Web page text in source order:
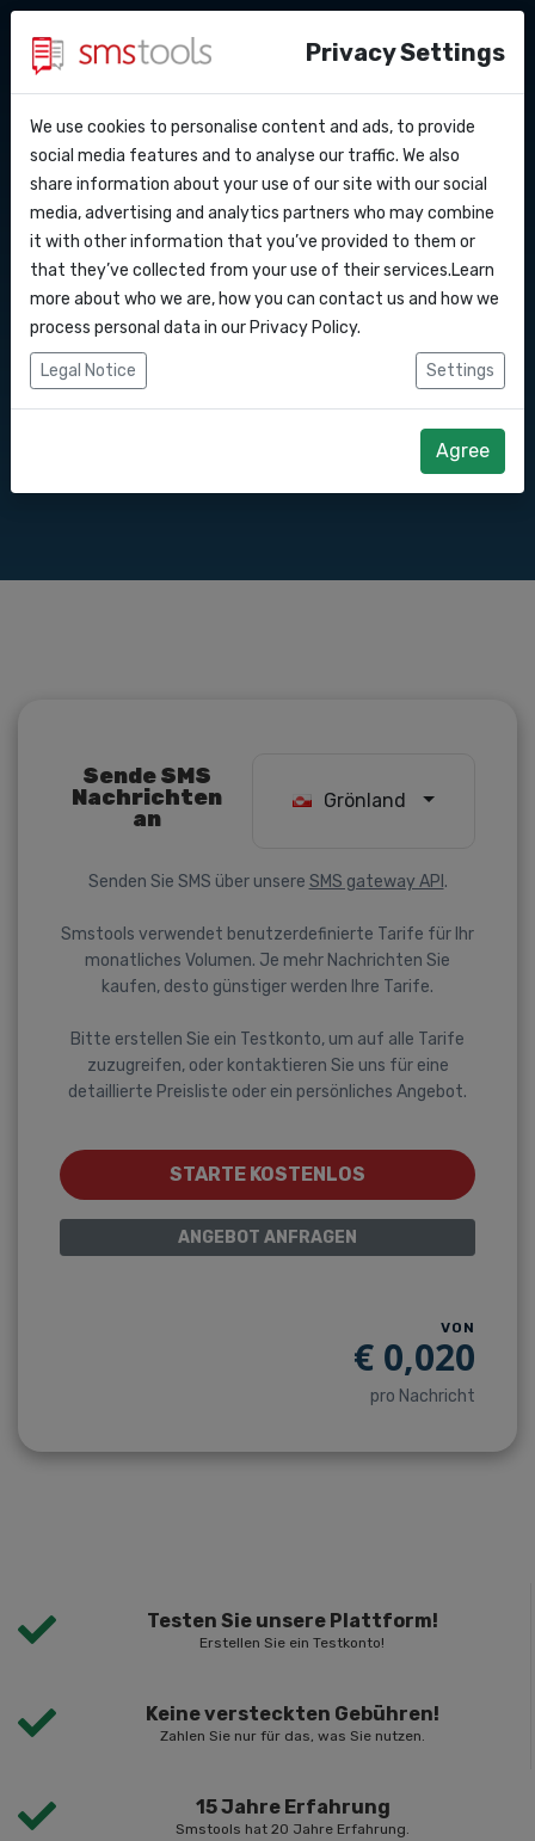
API Docs
Webhooks
Integrationen
Zapier
Warum smstools?
Blog
Service level agreement
Kontakt
Angebot anfordern
SMS Gateway API nach
Grönland
Senden Sie SMS-Nachrichten über unsere
Angebot anfordern
Sende SMS
Nachrichten
an
Grönland
Senden Sie SMS über unsere SMS gateway API .
Smstools verwendet benutzerdefinierte Tarife für Ihr
monatliches Volumen. Je mehr Nachrichten Sie
kaufen, desto günstiger werden Ihre Tarife.
Bitte erstellen Sie ein Testkonto, um auf alle Tarife
zuzugreifen, oder kontaktieren Sie uns für eine
detaillierte Preisliste oder ein persönliches Angebot.
STARTE KOSTENLOS
ANGEBOT ANFRAGEN
VON
€ 0,020
pro Nachricht
Testen Sie unsere Plattform!
Erstellen Sie ein Testkonto!
Keine versteckten Gebühren!
Zahlen Sie nur für das, was Sie nutzen.
15 Jahre Erfahrung
Smstools hat 20 Jahre Erfahrung.
Privacy Settings
We use cookies to personalise content and ads, to provide
social media features and to analyse our traffic. We also
share information about your use of our site with our social
media, advertising and analytics partners who may combine
it with other information that you’ve provided to them or
that they’ve collected from your use of their services.Learn
more about who we are, how you can contact us and how we
process personal data in our Privacy Policy.
Legal Notice Settings
Agree